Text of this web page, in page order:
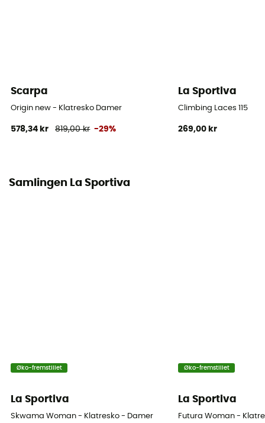
Sålens tykkelse
3,5 mm
Scarpa
Origin new - Klatresko Damer
578,34 kr 819,00 kr -29%
La Sportiva
Climbing Laces 115
269,00 kr
Samlingen La Sportiva
Øko-fremstillet
La Sportiva
Skwama Woman - Klatresko - Damer
Øko-fremstillet
La Sportiva
Futura Woman -